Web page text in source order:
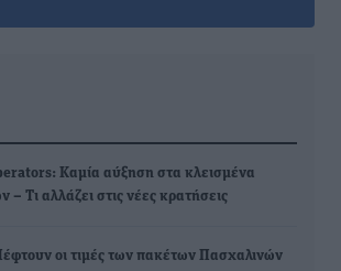
Καμία αύξηση στα κλεισμένα
– Τι αλλάζει στις νέες κρατήσεις
οι τιμές των πακέτων Πασχαλινών